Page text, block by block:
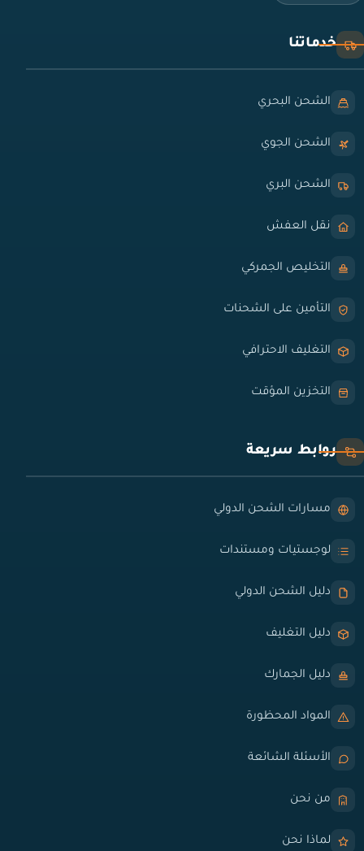
خدماتنا
الشحن البحري
الشحن الجوي
الشحن البري
نقل العفش
التخليص الجمركي
التأمين على الشحنات
التغليف الاحترافي
التخزين المؤقت
روابط سريعة
مسارات الشحن الدولي
لوجستيات ومستندات
دليل الشحن الدولي
دليل التغليف
دليل الجمارك
المواد المحظورة
الأسئلة الشائعة
من نحن
لماذا نحن